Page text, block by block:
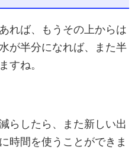
れば、もうその上からは
が半分になれば、また半
すね。
らしたら、また新しい出
時間を使うことができま